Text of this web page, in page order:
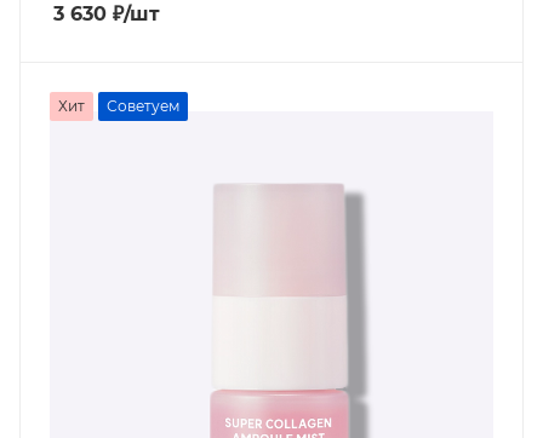
3 630 ₽/шт
Хит Советуем